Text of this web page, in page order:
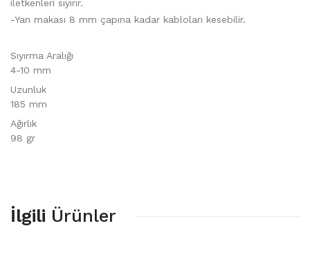
iletkenleri sıyırır.
-Yan makası 8 mm çapına kadar kabloları kesebilir.
Sıyırma Aralığı
4-10 mm
Uzunluk
185 mm
Ağırlık
98 gr
İlgili Ürünler